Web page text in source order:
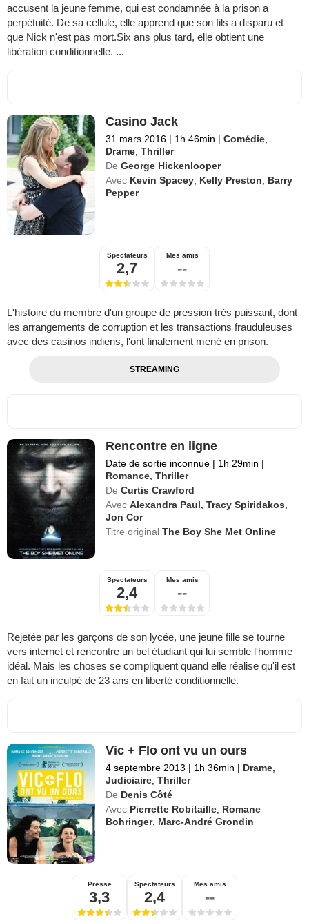
accusent la jeune femme, qui est condamnée à la prison a
perpétuité. De sa cellule, elle apprend que son fils a disparu et
que Nick n'est pas mort.Six ans plus tard, elle obtient une
libération conditionnelle. ...
Casino Jack
31 mars 2016 | 1h 46min | Comédie
Drame ,Thriller
De George Hickenlooper
Avec Kevin Spacey Kelly Preston
Barry
Pepper
Spectateurs
2,7
Mes amis
--
L'histoire du membre d'un groupe de pression très puissant, dont
les arrangements de corruption et les transactions frauduleuses
avec des casinos indiens, l'ont finalement mené en prison.
STREAMING
Rencontre en ligne
Date de sortie inconnue | 1h 29min |
Romance ,Thriller
De Curtis Crawford
Avec Alexandra Paul ,Tracy Spiridakos
Jon Cor
Titre originalThe Boy She Met Online
Spectateurs
2,4
Mes amis
--
Rejetée par les garçons de son lycée, une jeune fille se tourne
vers internet et rencontre un bel étudiant qui lui semble l'homme
idéal. Mais les choses se compliquent quand elle réalise qu'il est
en fait un inculpé de 23 ans en liberté conditionnelle.
Vic + Flo ont vu un ours
4 septembre 2013 | 1h 36min | Drame
Judiciaire ,Thriller
De Denis Côté
Avec Pierrette Robitaille Romane
Bohringer, Marc-André Grondin
Presse
3,3
Spectateurs
2,4
Mes amis
--